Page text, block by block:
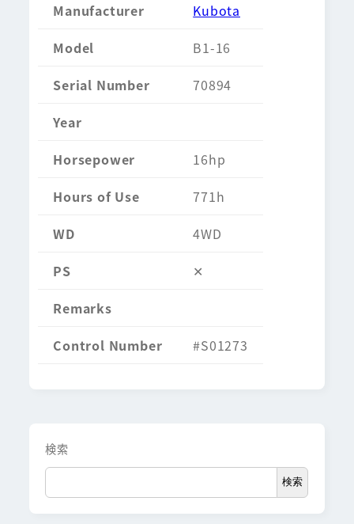
Manufacturer
Kubota
Model
B1-16
Serial Number
70894
Year
Horsepower
16hp
Hours of Use
771h
WD
4WD
PS
✕
Remarks
Control Number
#S01273
検索
検索